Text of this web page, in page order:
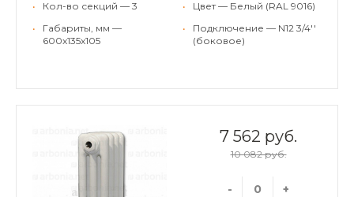
•
Кол-во секций — 3
•
Габариты, мм —
600x135x105
•
Цвет — Белый (RAL 9016)
•
Подключение — N12 3/4''
(боковое)
7 562 руб.
10 082 руб.
- +